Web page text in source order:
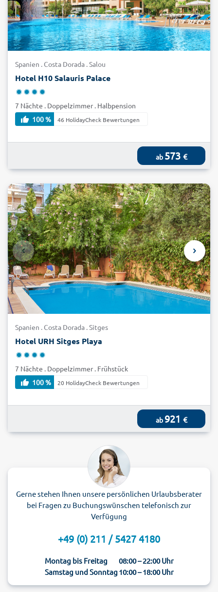
Spanien . Costa Dorada . Salou
Hotel H10 Salauris Palace
7 Nächte . Doppelzimmer . Halbpension
100 %
46 HolidayCheck Bewertungen
ab 573 €
Spanien . Costa Dorada . Sitges
Hotel URH Sitges Playa
7 Nächte . Doppelzimmer . Frühstück
100 %
20 HolidayCheck Bewertungen
ab 921 €
Gerne stehen Ihnen unsere persönlichen Urlaubsberater
bei Fragen zu Buchungswünschen telefonisch zur
Verfügung
+49 (0) 211 / 5427 4180
Montag bis Freitag
08:00 – 22:00 Uhr
Samstag und Sonntag10:00 – 18:00 Uhr